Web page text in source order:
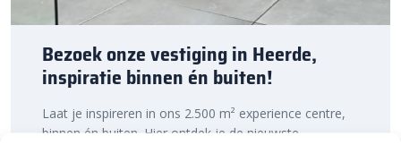
Bezoek onze vestiging in Heerde,
inspiratie binnen én buiten!
Laat je inspireren in ons 2.500 m² experience centre,
binnen én buiten. Hier ontdek je de nieuwste